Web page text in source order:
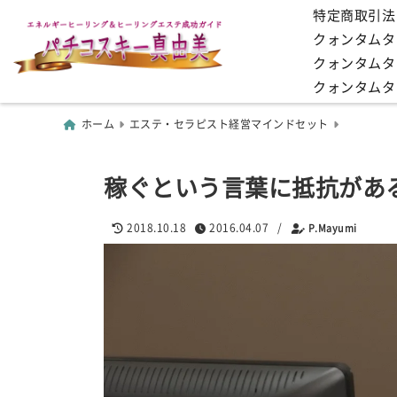
特定商取引法
クォンタム
クォンタム
クォンタム
ホーム エステ・セラピスト経営マインドセット
稼ぐという言葉に抵抗があ
2018.10.18 2016.04.07 / P.Mayumi